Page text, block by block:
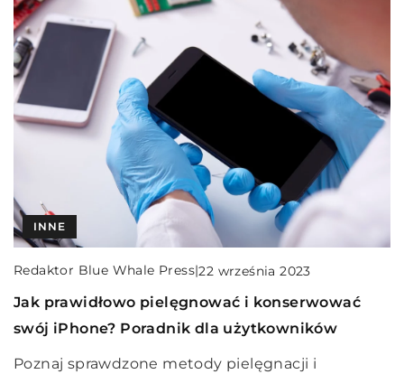
PODRÓŻE
Redaktor Blue Whale Press|10 czerwca 2025
„Odkrywanie pasji: jak podróże mogą
inspirować do nauki nowych umiejętności”
Odkryj, jak podróże mogą być źródłem inspiracji
INNE
Redaktor Blue Whale Press|22 września 2023
Jak prawidłowo pielęgnować i konserwować
swój iPhone? Poradnik dla użytkowników
Poznaj sprawdzone metody pielęgnacji i
INNE
Redaktor Blue Whale Press|16 marca 2026
Korzyści z wyboru odnowionych smartfonów:
Ekologiczne i ekonomiczne podejście do
technologii